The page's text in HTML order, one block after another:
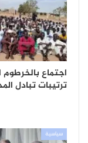
اجتماع
ترتيبات تبادل
سياسية